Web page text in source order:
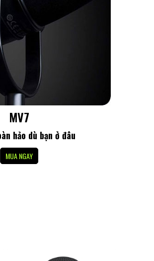
MV7
hảo dù bạn ở đâu
MUA NGAY